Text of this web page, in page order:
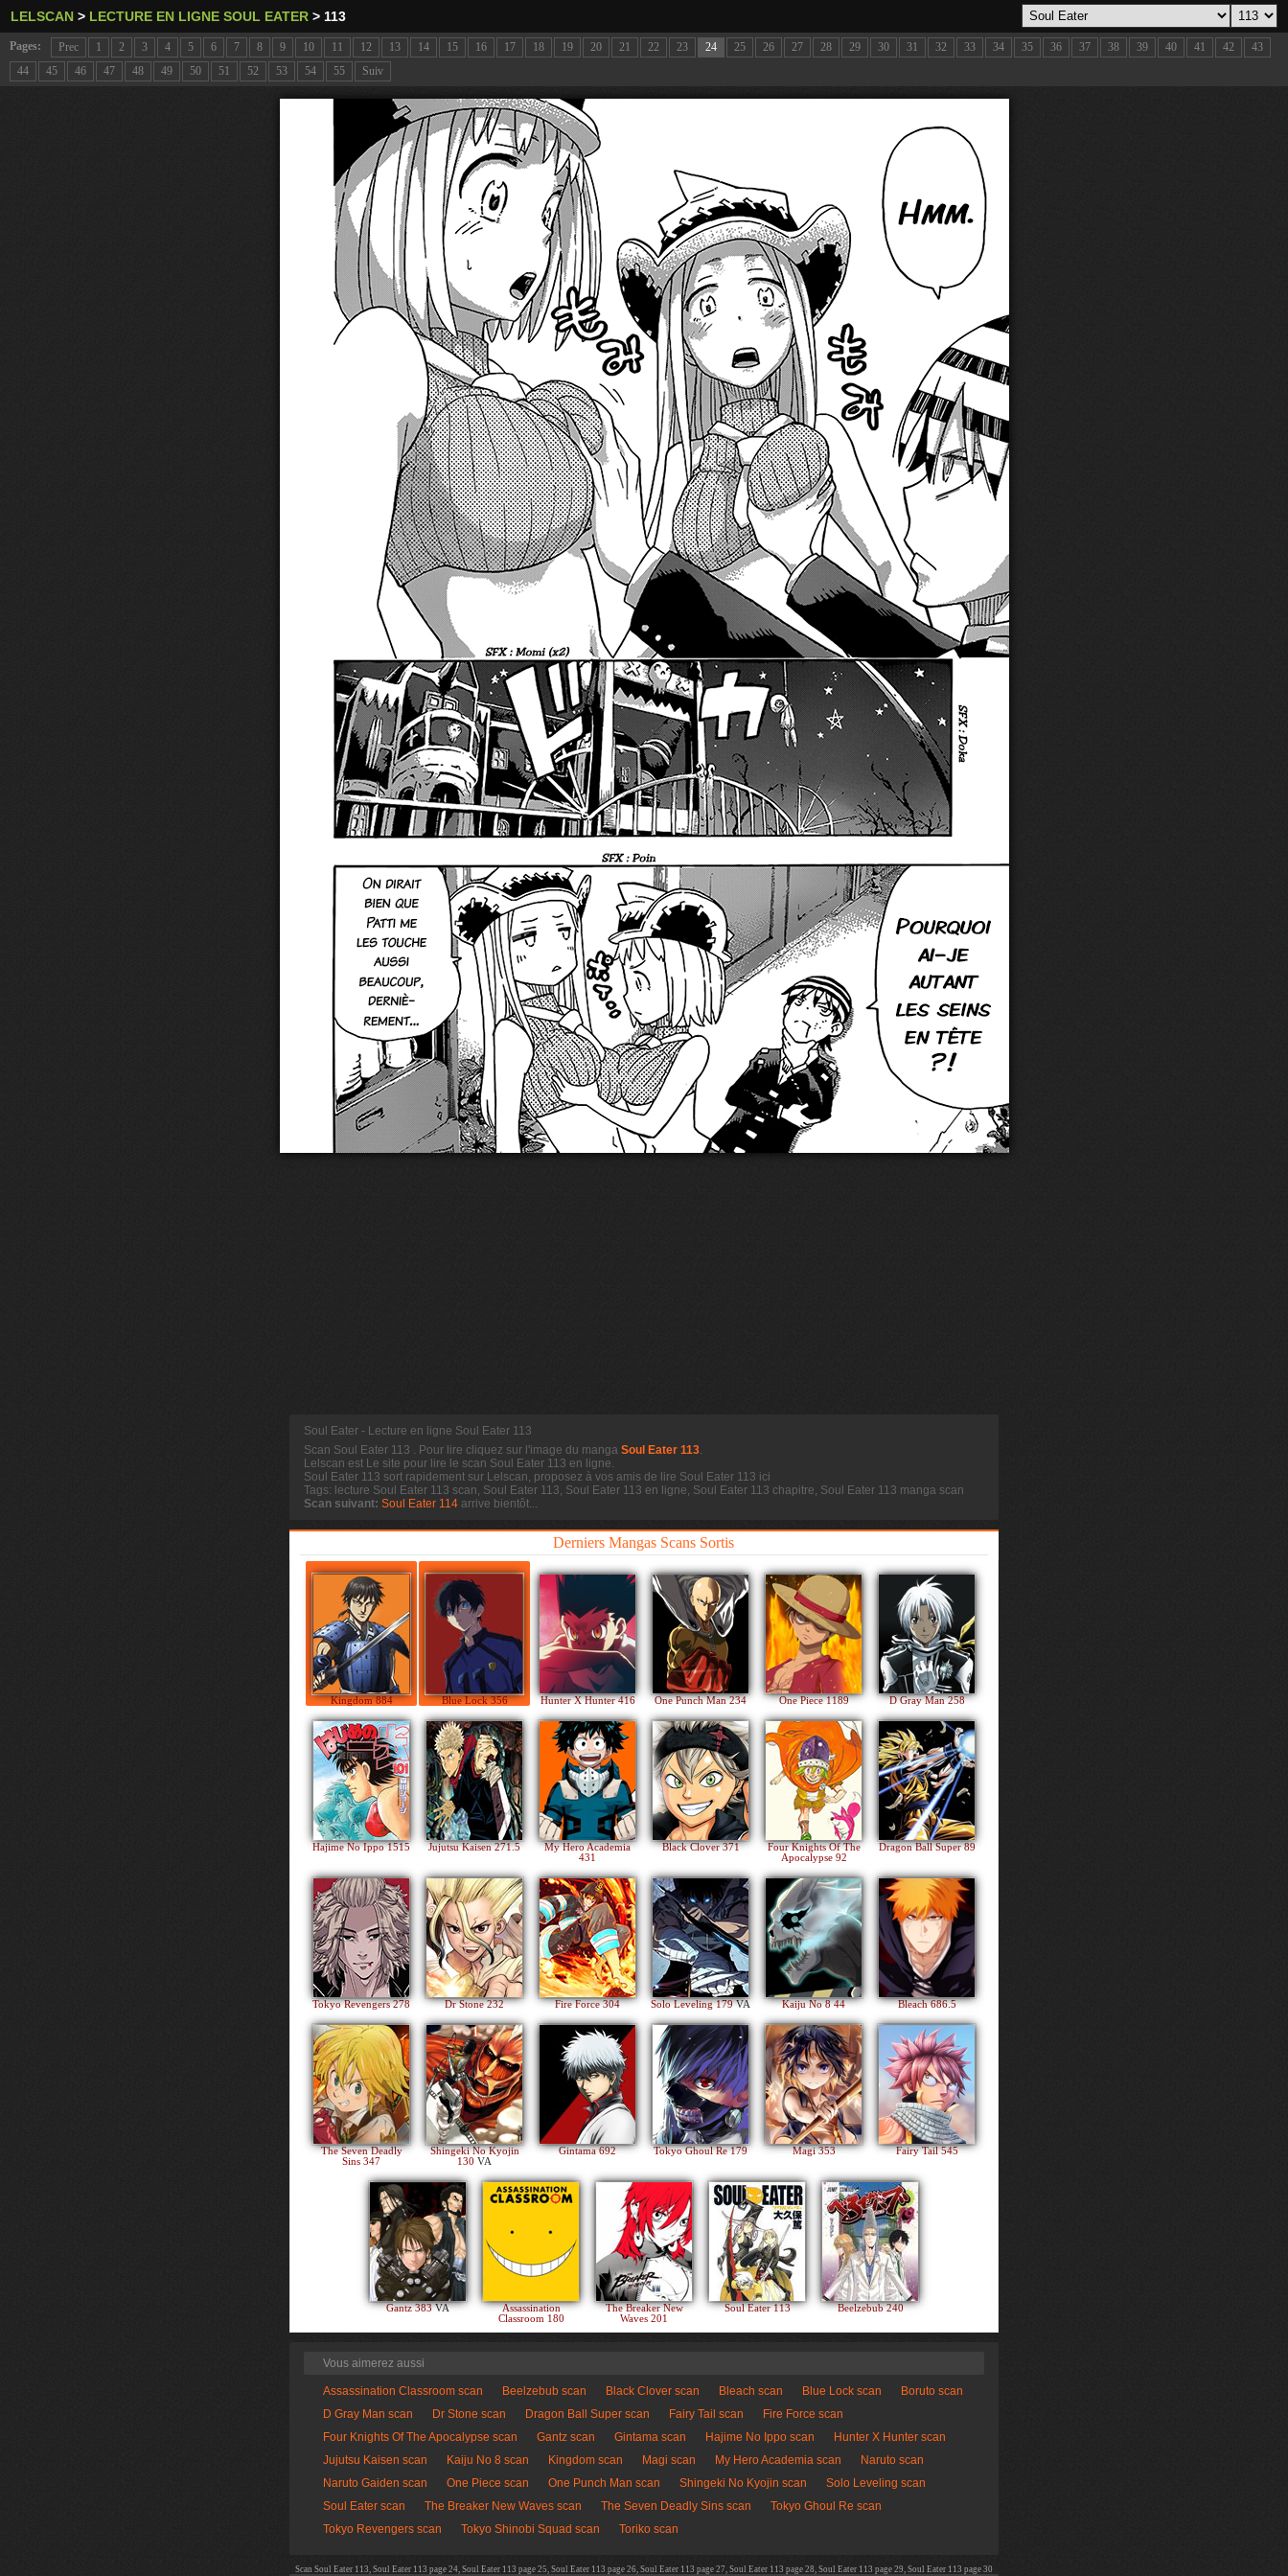
LELSCAN > LECTURE EN LIGNE SOUL EATER > 113
Pages: Prec 1 2 3 4 5 6 7 8 9 10 11 12 13 14 15 16 17 18 19 20 21 22 23 24 25 26 27 28 29 30 31 32 33 34 35 36 37 38 39 40 41 42
43
44
45 46 47 48 49 50 51 52 53 54 55 Suiv
Soul Eater - Lecture en ligne Soul Eater 113
Scan Soul Eater 113 . Pour lire cliquez sur l'image du manga Soul Eater 113.
Lelscan est Le site pour lire le scan Soul Eater 113 en ligne.
Soul Eater 113 sort rapidement sur Lelscan, proposez à vos amis de lire Soul Eater 113 ici
Tags: lecture Soul Eater 113 scan, Soul Eater 113, Soul Eater 113 en ligne, Soul Eater 113 chapitre, Soul Eater 113 manga scan
Scan suivant: Soul Eater 114 arrive bientôt...
Derniers Mangas Scans Sortis
Kingdom 884 Blue Lock 356 Hunter X Hunter 416 One Punch Man 234 One Piece 1189 D Gray Man 258
Hajime No Ippo 1515 Jujutsu Kaisen 271.5
My Hero Academia
431
Black Clover 371
Four Knights Of The
Apocalypse 92
Dragon Ball Super 89
Tokyo Revengers 278 Dr Stone 232 Fire Force 304 Solo Leveling 179VA Kaiju No 8 44 Bleach 686.5
The Seven Deadly
Sins 347
Shingeki No Kyojin
130 VA
Gintama 692 Tokyo Ghoul Re 179 Magi 353 Fairy Tail 545
Gantz 383VA
Assassination
Classroom 180
The Breaker New
Waves 201
Soul Eater 113 Beelzebub 240
Vous aimerez aussi
Assassination Classroom scan Beelzebub scan Black Clover scan Bleach scan Blue Lock scan
Boruto scan
D Gray Man scan
Dr Stone scan Dragon Ball Super scan Fairy Tail scan
Fire Force scan
Four Knights Of The Apocalypse scan
Gantz scan Gintama scan Hajime No Ippo scan
Hunter X Hunter scan
Jujutsu Kaisen scan
Kaiju No 8 scan Kingdom scan Magi scan My Hero Academia scan
Naruto scan
Naruto Gaiden scan
One Piece scan One Punch Man scan Shingeki No Kyojin scan
Solo Leveling scan
Soul Eater scan
The Breaker New Waves scan The Seven Deadly Sins scan
Tokyo Ghoul Re scan
Tokyo Revengers scan
Tokyo Shinobi Squad scan Toriko scan
Scan Soul Eater 113, Soul Eater 113 page 24, Soul Eater 113 page 25, Soul Eater 113 page 26, Soul Eater 113 page 27, Soul Eater 113 page 28, Soul Eater 113 page 29, Soul Eater 113 page 30